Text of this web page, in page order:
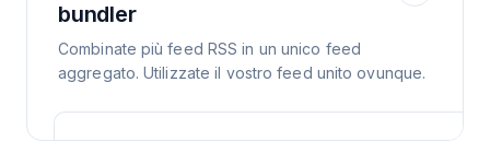
bundler
Combinate più feed RSS in un unico feed
aggregato. Utilizzate il vostro feed unito ovunque.